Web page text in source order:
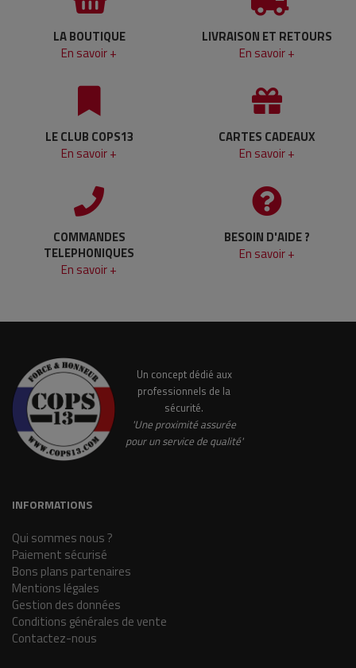
LA BOUTIQUE
En savoir +
LIVRAISON ET RETOURS
En savoir +
LE CLUB COPS13
En savoir +
CARTES CADEAUX
En savoir +
COMMANDES
TELEPHONIQUES
En savoir +
BESOIN D'AIDE ?
En savoir +
Un concept dédié aux
professionnels de la
sécurité.
'Une proximité assurée
pour un service de qualité'
INFORMATIONS
Qui sommes nous ?
Paiement sécurisé
Bons plans partenaires
Mentions légales
Gestion des données
Conditions générales de vente
Contactez-nous